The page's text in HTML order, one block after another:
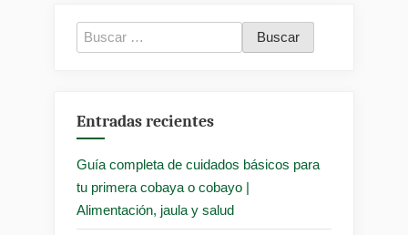
Buscar:
Entradas recientes
Guía completa de cuidados básicos para
tu primera cobaya o cobayo |
Alimentación, jaula y salud